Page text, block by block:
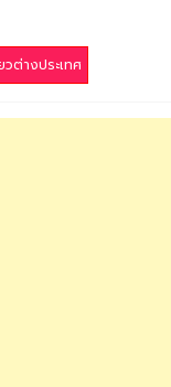
วต่างประเทศ